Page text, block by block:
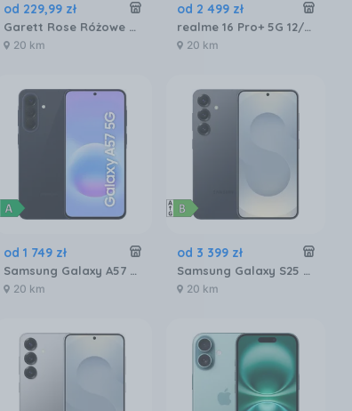
od 229,99 zł
Garett Rose Różowe złoto mesh
20 km
od 2 499 zł
realme 16 Pro+ 5G 12/512GB Szary
20 km
od 1 749 zł
Samsung Galaxy A57 5G 8/256GB Granatowy
20 km
od 3 399 zł
Samsung Galaxy S25 SM-S931 12/256GB Czarny
20 km